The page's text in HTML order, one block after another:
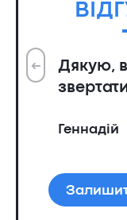
Дякую,
Геннадій
➜